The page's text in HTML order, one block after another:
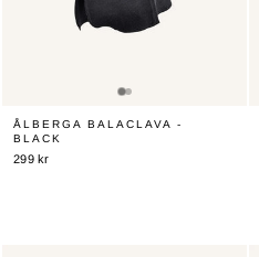
ÅLBERGA BALACLAVA -
BLACK
299 kr